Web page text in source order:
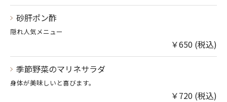
砂肝ポン酢
隠れ人気メニュー
￥650 (税込)
季節野菜のマリネサラダ
身体が美味しいと喜びます。
￥720 (税込)